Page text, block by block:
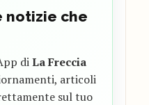
notizie che
diLa Freccia
articoli
sul tuo